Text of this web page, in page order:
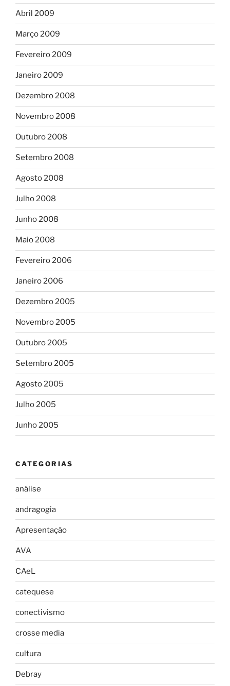
Abril 2009
Março 2009
Fevereiro 2009
Janeiro 2009
Dezembro 2008
Novembro 2008
Outubro 2008
Setembro 2008
Agosto 2008
Julho 2008
Junho 2008
Maio 2008
Fevereiro 2006
Janeiro 2006
Dezembro 2005
Novembro 2005
Outubro 2005
Setembro 2005
Agosto 2005
Julho 2005
Junho 2005
CATEGORIAS
análise
andragogia
Apresentação
AVA
CAeL
catequese
conectivismo
crosse media
cultura
Debray